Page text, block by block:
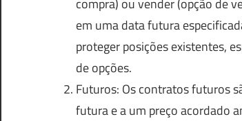
compra) ou vender (opção de
em uma data futura
proteger posições existentes,
de opções.
Futuros: Os contratos futuros
futura e a um preço acordado